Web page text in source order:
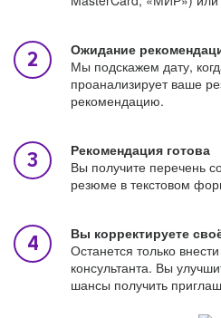
Ожидание
Мы подскажем дату,
проанализирует ваше
рекомендацию.
Рекомендация готова
Вы получите перечень
резюме в текстовом
Вы корректируете
Останется только
консультанта. Вы
шансы получить